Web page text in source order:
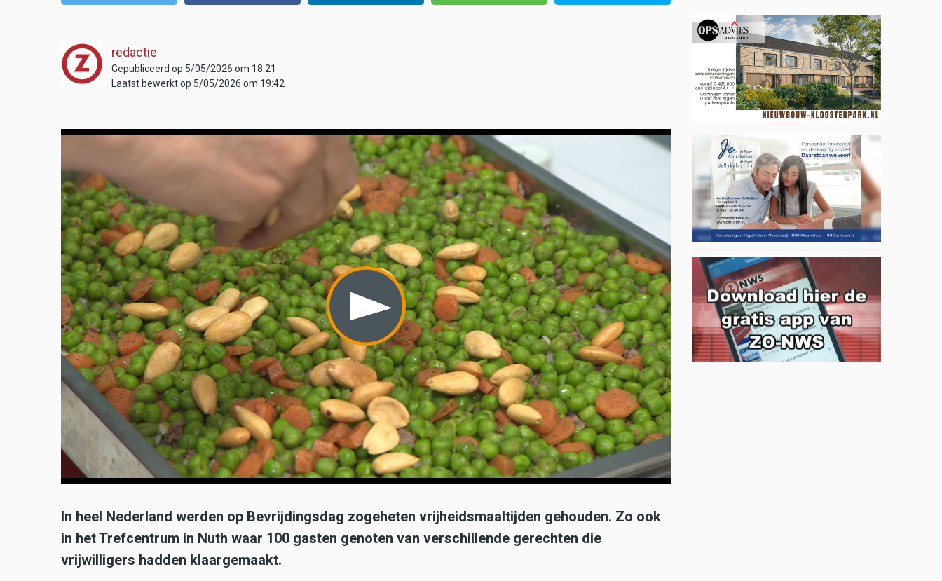
redactie
Gepubliceerd op 5/05/2026 om 18:21
Laatst bewerkt op 5/05/2026 om 19:42
In heel Nederland werden op Bevrijdingsdag zogeheten vrijheidsmaaltijden gehouden. Zo ook
in het Trefcentrum in Nuth waar 100 gasten genoten van verschillende gerechten die
vrijwilligers hadden klaargemaakt.